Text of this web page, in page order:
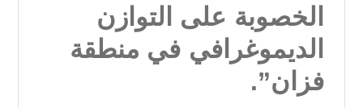
الخصوبة على التوازن
الديموغرافي في منطقة
فزان”.